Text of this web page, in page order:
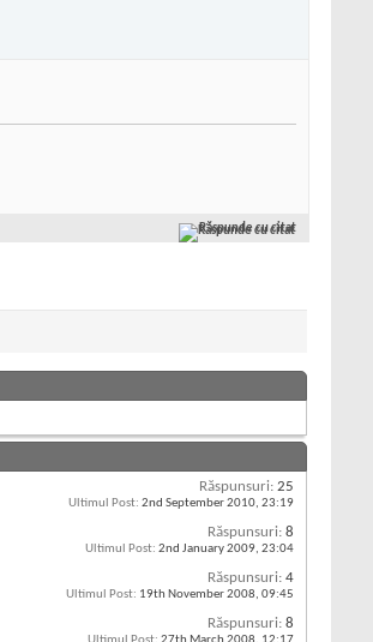
Răspunde cu citat
Răspunsuri: 25
Ultimul Post: 2nd September 2010, 23:19
Răspunsuri: 8
Ultimul Post: 2nd January 2009, 23:04
Răspunsuri: 4
Ultimul Post: 19th November 2008, 09:45
Răspunsuri: 8